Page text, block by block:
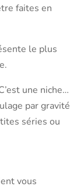
faites en
le plus
une niche…
par gravité
séries ou
vous